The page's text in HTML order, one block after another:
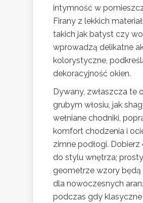
intymność w
Firany z lekkich
takich jak batyst czy
wprowadzą delikatne
kolorystyczne,
dekoracyjność okien.
Dywany, zwłaszcza te o
grubym włosiu, jak
wełniane chodniki,
komfort chodzenia i
zimne podłogi. Dobierz
do stylu wnętrza;
geometrze wzory będą
dla nowoczesnych
podczas gdy